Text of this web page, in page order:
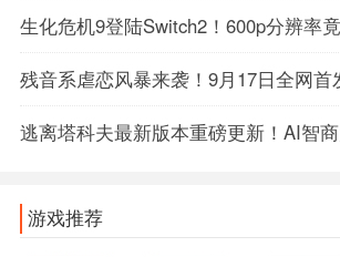
生化危机9登陆Switch2！600p分辨率竟支持光追DLSS，M站详情页提
残音系虐恋风暴来袭！9月17日全网首发，百度百科解密虐心剧情，首发限时15%off，准
逃离塔科夫最新版本重磅更新！AI智商大幅削弱，玩家体验飙升，战斗
游戏推荐